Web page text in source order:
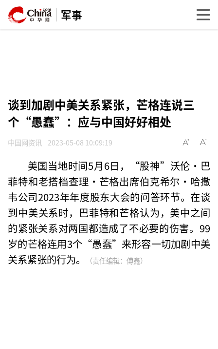
军事
谈到加剧中美关系紧张，芒格连说三
个“愚蠢”：应与中国好好相处
中国网资讯 2023-05-08 10:09:19
美国当地时间5月6日，“股神”沃伦·巴
菲特和老搭档查理·芒格出席伯克希尔·哈撒
韦公司2023年年度股东大会的问答环节。在谈
到中美关系时，巴菲特和芒格认为，美中之间
的紧张关系对两国都造成了不必要的伤害。99
岁的芒格连用3个“愚蠢”来形容一切加剧中美
关系紧张的行为。
（责任编辑：傅鑫）